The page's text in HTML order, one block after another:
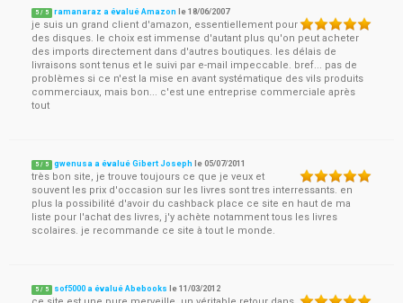
5 / 5 ramanaraz a évalué Amazon le18/06/2007
je suis un grand client d'amazon, essentiellement pour
des disques. le choix est immense d'autant plus qu'on peut acheter
des imports directement dans d'autres boutiques. les délais de
livraisons sont tenus et le suivi par e-mail impeccable. bref... pas de
problèmes si ce n'est la mise en avant systématique des vils produits
commerciaux, mais bon... c'est une entreprise commerciale après
tout
5 / 5 gwenusa a évalué Gibert Joseph le05/07/2011
très bon site, je trouve toujours ce que je veux et
souvent les prix d'occasion sur les livres sont tres interressants. en
plus la possibilité d'avoir du cashback place ce site en haut de ma
liste pour l'achat des livres, j'y achète notamment tous les livres
scolaires. je recommande ce site à tout le monde.
5 / 5 sof5000 a évalué Abebooks le11/03/2012